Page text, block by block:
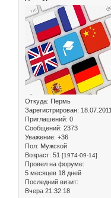
Откуда: Пермь
Зарегистрирован: 18.07.2011
Приглашений: 0
Сообщений: 2373
Уважение: +36
Пол: Мужской
Возраст: 51 [1974-09-14]
Провел на форуме:
5 месяцев 18 дней
Последний визит:
Вчера 21:32:18